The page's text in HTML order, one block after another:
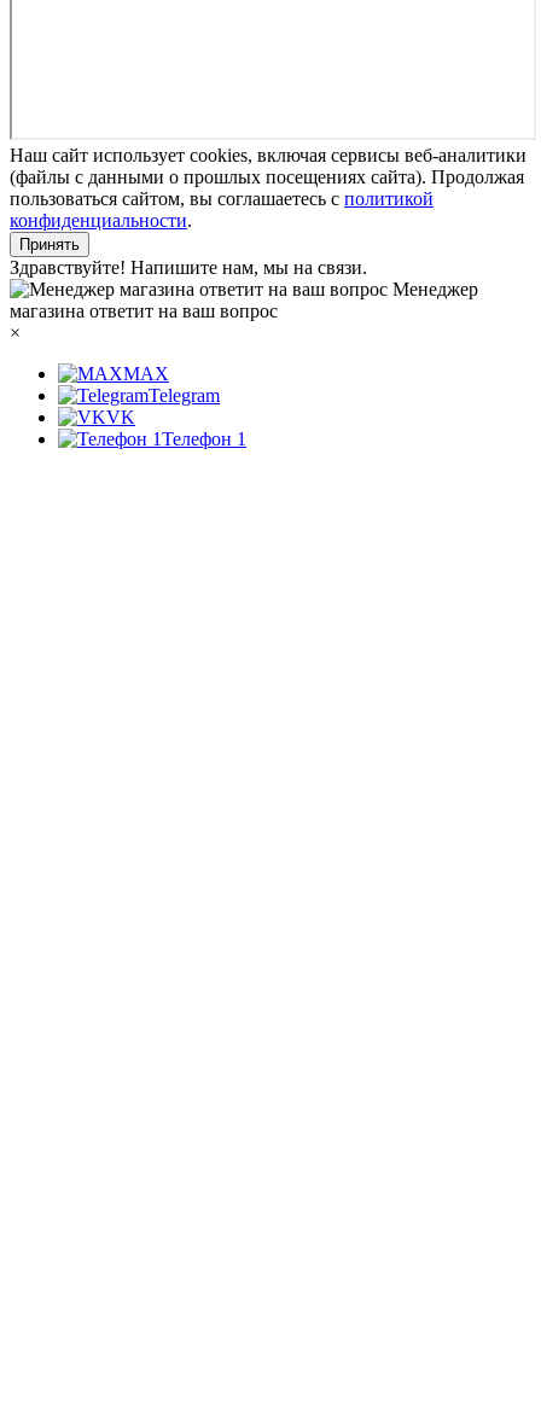
Наш сайт использует cookies, включая сервисы веб-аналитики
(файлы с данными о прошлых посещениях сайта). Продолжая
пользоваться сайтом, вы соглашаетесь с политикой
конфиденциальности.
Принять
Здравствуйте! Напишите нам, мы на связи.
Менеджер
магазина ответит на ваш вопрос
×
MAX
Telegram
VK
Телефон 1